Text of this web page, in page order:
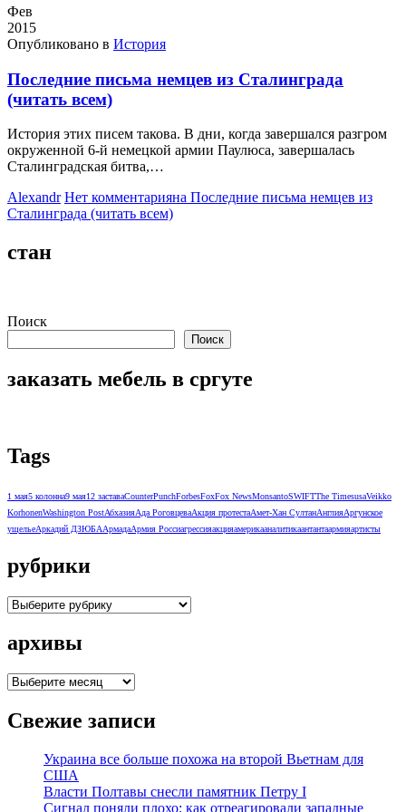
Фев
2015
Опубликовано в История
Последние письма немцев из Сталинграда
(читать всем)
История этих писем такова. В дни, когда завершался разгром
окруженной 6-й немецкой армии Паулюса, завершалась
Сталинградская битва,…
Alexandr Нет комментарияна Последние письма немцев из
Сталинграда (читать всем)
стан
Поиск
Поиск
заказать мебель в сргуте
Tags
1 мая5 колонна9 мая12 заставаCounterPunchForbesFoxFox NewsMonsantoSWIFTThe TimesusaVeikko
KorhonenWashington PostАбхазияАда РоговцеваАкция протестаАмет-Хан СултанАнглияАргунское
ущельеАркадий ДЗЮБААрмадаАрмия Россиагрессияакцияамерикааналитикаантантаармияартисты
рубрики
рубрики
архивы
архивы
Свежие записи
Украина все больше похожа на второй Вьетнам для
США
Власти Полтавы снесли памятник Петру I
Сигнал поняли плохо: как отреагировали западные